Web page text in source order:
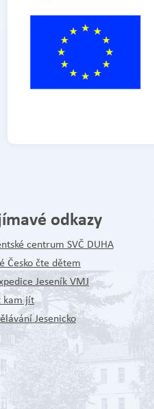
odkazy
centrum SVČ DUHA
Česko čte dětem
Jeseník VMJ
kam jít
Jesenicko